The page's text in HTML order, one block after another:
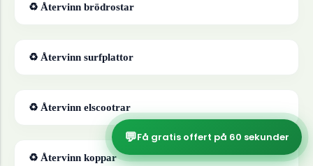
♻ Återvinn brödrostar
♻ Återvinn surfplattor
♻ Återvinn elscootrar
♻ Återvinn koppar
💬Få gratis offert på 60 sekunder